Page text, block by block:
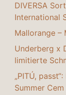
DIVERSA
International
Mallorange –
Underberg x
limitierte
„PITÚ,
Summer